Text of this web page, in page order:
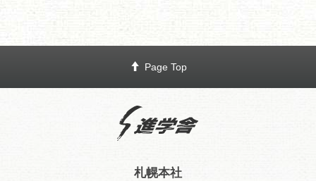
Page Top
札幌本社